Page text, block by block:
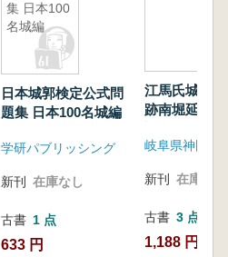
集 日本100
名城編
日本城郭検定公式問
題集 日本100名城編
学研パブリッシング
新刊 在庫なし
古書 1 点
633 円
江馬氏城館
跡南堀延長
新刊 在庫なし
古書 3 点
1,188 円~